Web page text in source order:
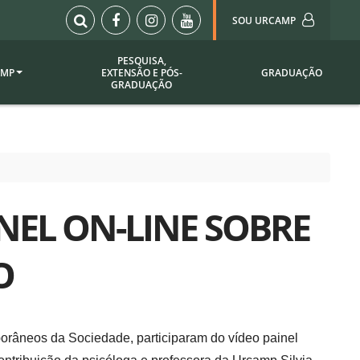
SOU URCAMP
Sou Urcamp (Portal)
Biblioteca
Plataforma Moodle
Setor de Registros
Webmail
de
/
PESQUISA,
EXTENSÃO E PÓS-
GRADUAÇÃO
GRADUAÇÃO
ON-LINE SOBRE
da Sociedade, participaram do vídeo painel